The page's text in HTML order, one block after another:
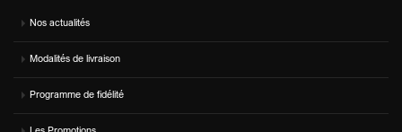
Nos actualités
Modalités de livraison
Programme de fidélité